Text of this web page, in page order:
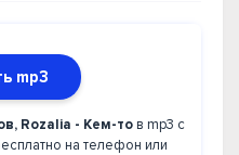
mp3
Rozalia - Кем-то в mp3 с
на телефон или